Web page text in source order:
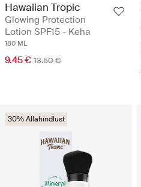
Hawaiian Tropic
Glowing Protection
Lotion SPF15 - Keha
180 ML
9.45 € 13.50 €
30% Allahindlust